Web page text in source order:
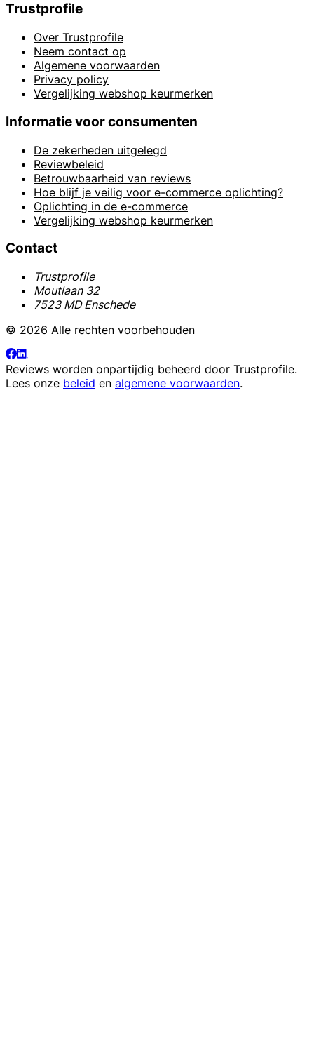
Trustprofile
Over Trustprofile
Neem contact op
Algemene voorwaarden
Privacy policy
Vergelijking webshop keurmerken
Informatie voor consumenten
De zekerheden uitgelegd
Reviewbeleid
Betrouwbaarheid van reviews
Hoe blijf je veilig voor e-commerce oplichting?
Oplichting in de e-commerce
Vergelijking webshop keurmerken
Contact
Trustprofile
Moutlaan 32
7523 MD Enschede
© 2026 Alle rechten voorbehouden
Reviews worden onpartijdig beheerd door Trustprofile.
Lees onze beleid en algemene voorwaarden.